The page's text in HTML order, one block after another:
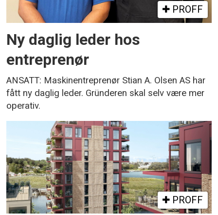
PROFF
Ny daglig leder hos
entreprenør
ANSATT: Maskinentreprenør Stian A. Olsen AS har
fått ny daglig leder. Gründeren skal selv være mer
operativ.
PROFF